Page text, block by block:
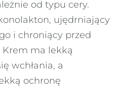
od typu cery.
ujędrniający
i chroniący przed
ma lekką
wchłania, a
ochronę